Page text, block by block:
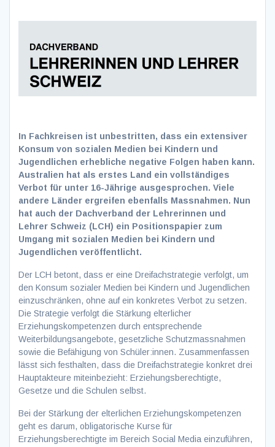
In Fachkreisen ist unbestritten, dass ein extensiver
Konsum von sozialen Medien bei Kindern und
Jugendlichen erhebliche negative Folgen haben kann.
Australien hat als erstes Land ein vollständiges
Verbot für unter 16-Jährige ausgesprochen. Viele
andere Länder ergreifen ebenfalls Massnahmen. Nun
hat auch der Dachverband der Lehrerinnen und
Lehrer Schweiz (LCH) ein Positionspapier zum
Umgang mit sozialen Medien bei Kindern und
Jugendlichen veröffentlicht.
Der LCH betont, dass er eine Dreifachstrategie verfolgt, um
den Konsum sozialer Medien bei Kindern und Jugendlichen
einzuschränken, ohne auf ein konkretes Verbot zu setzen.
Die Strategie verfolgt die Stärkung elterlicher
Erziehungskompetenzen durch entsprechende
Weiterbildungsangebote, gesetzliche Schutzmassnahmen
sowie die Befähigung von Schüler:innen. Zusammenfassen
lässt sich festhalten, dass die Dreifachstrategie konkret drei
Hauptakteure miteinbezieht: Erziehungsberechtigte,
Gesetze und die Schulen selbst.
Bei der Stärkung der elterlichen Erziehungskompetenzen
geht es darum, obligatorische Kurse für
Erziehungsberechtigte im Bereich Social Media einzuführen,